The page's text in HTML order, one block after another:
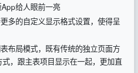
给人眼前一亮
多的自定义显示格式设置，使得呈
布局模式，既有传统的独立页面方
，跟主表项目显示在一起，更加直